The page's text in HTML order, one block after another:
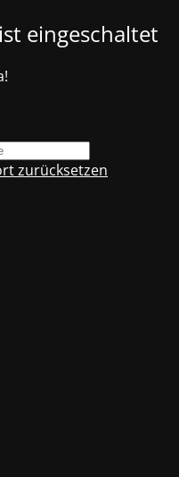
eingeschaltet
zurücksetzen